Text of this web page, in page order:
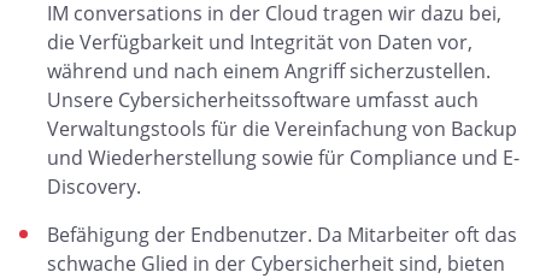
IM conversations in der Cloud tragen wir dazu bei,
die Verfügbarkeit und Integrität von Daten vor,
während und nach einem Angriff sicherzustellen.
Unsere Cybersicherheitssoftware umfasst auch
Verwaltungstools für die Vereinfachung von Backup
und Wiederherstellung sowie für Compliance und E-
Discovery.
Befähigung der Endbenutzer. Da Mitarbeiter oft das
schwache Glied in der Cybersicherheit sind, bieten